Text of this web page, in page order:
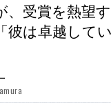
、受賞を熱望
彼は卓越してい